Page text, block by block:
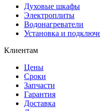
Духовые шкафы
Электроплиты
Водонагреватели
Установка и
Клиентам
Цены
Сроки
Запчасти
Гарантия
Доставка